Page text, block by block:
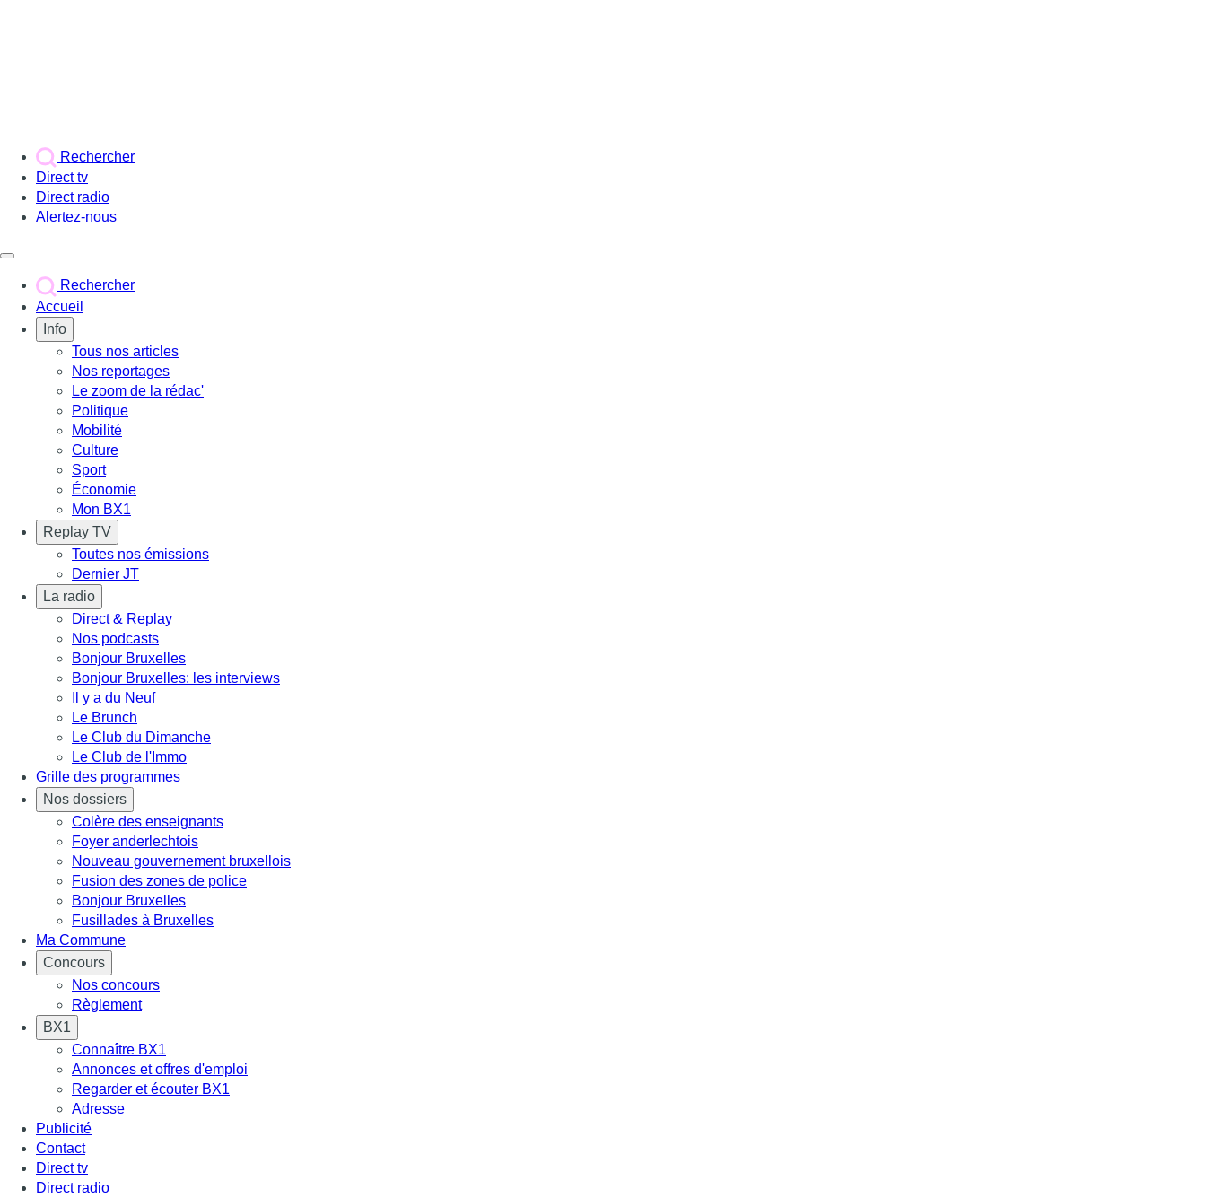
Rechercher
Direct tv
Direct radio
Alertez-nous
Rechercher
Accueil
Info
Tous nos articles
Nos reportages
Le zoom de la rédac'
Politique
Mobilité
Culture
Sport
Économie
Mon BX1
Replay TV
Toutes nos émissions
Dernier JT
La radio
Direct & Replay
Nos podcasts
Bonjour Bruxelles
Bonjour Bruxelles: les interviews
Il y a du Neuf
Le Brunch
Le Club du Dimanche
Le Club de l'Immo
Grille des programmes
Nos dossiers
Colère des enseignants
Foyer anderlechtois
Nouveau gouvernement bruxellois
Fusion des zones de police
Bonjour Bruxelles
Fusillades à Bruxelles
Ma Commune
Concours
Nos concours
Règlement
BX1
Connaître BX1
Annonces et offres d'emploi
Regarder et écouter BX1
Adresse
Publicité
Contact
Direct tv
Direct radio